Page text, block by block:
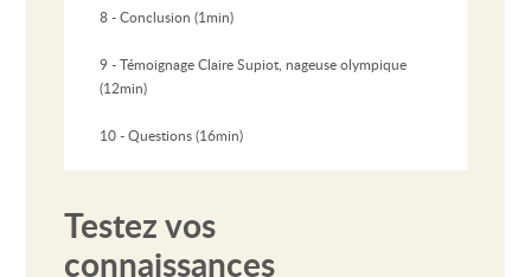
8 - Conclusion (1min)
9 - Témoignage Claire Supiot, nageuse olympique
(12min)
10 - Questions (16min)
Testez vos
connaissances